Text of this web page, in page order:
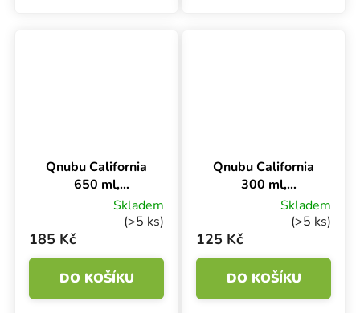
Qnubu California
650 ml,
podtlaková dóza
Skladem
(>5 ks)
185 Kč
DO KOŠÍKU
Qnubu California
300 ml,
podtlaková dóza
Skladem
(>5 ks)
125 Kč
DO KOŠÍKU